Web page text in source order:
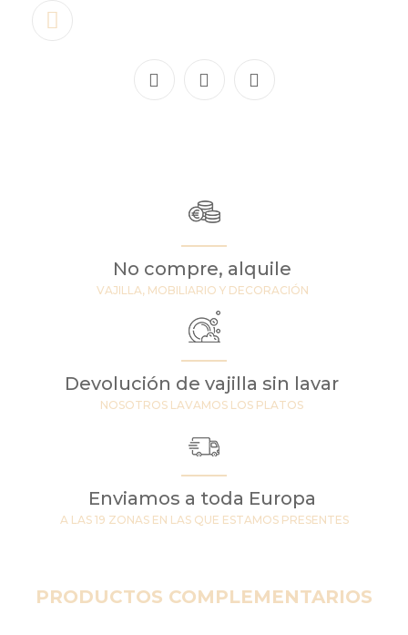
No compre, alquile
VAJILLA, MOBILIARIO Y DECORACIÓN
Devolución de vajilla sin lavar
NOSOTROS LAVAMOS LOS PLATOS
Enviamos a toda Europa
A LAS 19 ZONAS EN LAS QUE ESTAMOS PRESENTES
PRODUCTOS COMPLEMENTARIOS